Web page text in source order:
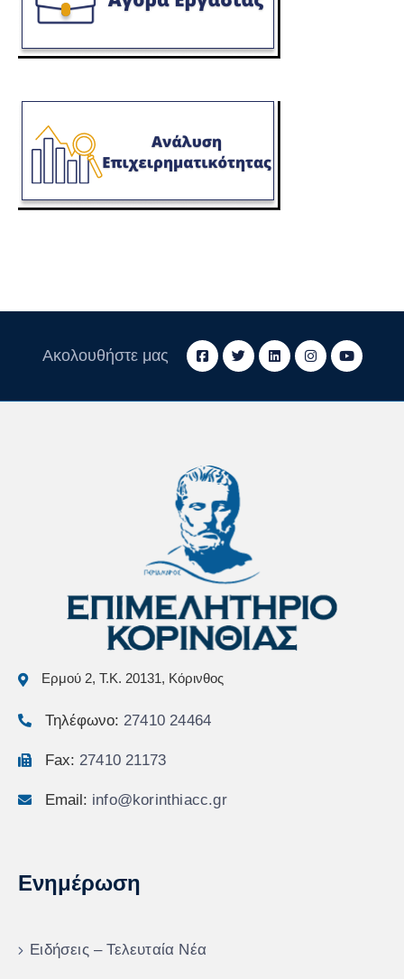
Ακολουθήστε μας
Ερμού 2, Τ.Κ. 20131, Κόρινθος
Τηλέφωνο: 27410 24464
Fax: 27410 21173
Email: info@korinthiacc.gr
Ενημέρωση
Ειδήσεις – Τελευταία Νέα